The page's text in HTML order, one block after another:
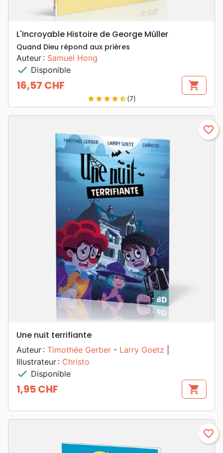
L'Incroyable Histoire de George Müller
Quand Dieu répond aux prières
Auteur : Samuel Hong
check Disponible
Prix
16,57 CHF shopping_cart
star star star star star_half(7)
favorite_border
Une nuit terrifiante
Auteur : Timothée Gerber - Larry Goetz
Illustrateur : Christo
check Disponible
Prix
1,95 CHF shopping_cart
favorite_border